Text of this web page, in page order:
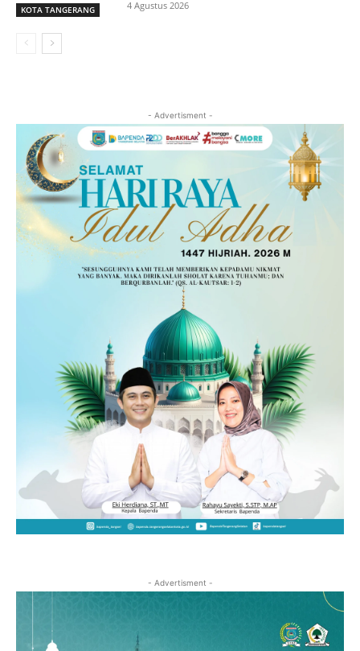
KOTA TANGERANG 4 Agustus 2026
- Advertisment -
- Advertisment -